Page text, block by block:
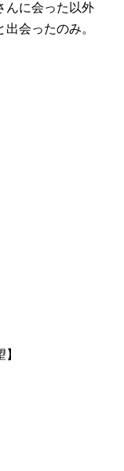
んに会った以外
会ったのみ。